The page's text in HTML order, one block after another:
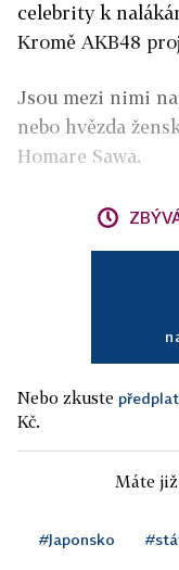
celebrity k
Kromě AKB48
Jsou mezi nimi
nebo hvězda
Homare Sawa.
Nebo zkuste
Kč.
Máte
#Japonsko